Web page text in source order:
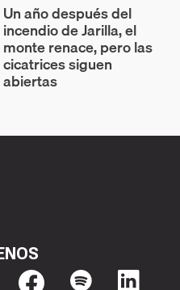
Un año después del
incendio de Jarilla, el
monte renace, pero las
cicatrices siguen
abiertas